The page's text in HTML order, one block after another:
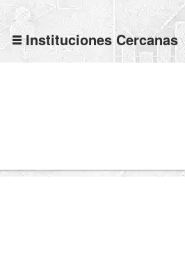
Instituciones Cercanas